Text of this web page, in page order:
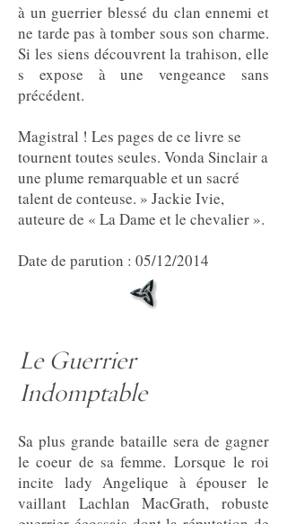
à un guerrier blessé du clan ennemi et
ne tarde pas à tomber sous son charme.
Si les siens découvrent la trahison, elle
s expose à une vengeance sans
précédent.
Magistral ! Les pages de ce livre se
tournent toutes seules. Vonda Sinclair a
une plume remarquable et un sacré
talent de conteuse. » Jackie Ivie,
auteure de « La Dame et le chevalier ».
Date de parution : 05/12/2014
Le Guerrier
Indomptable
Sa plus grande bataille sera de gagner
le coeur de sa femme. Lorsque le roi
incite lady Angelique à épouser le
vaillant Lachlan MacGrath, robuste